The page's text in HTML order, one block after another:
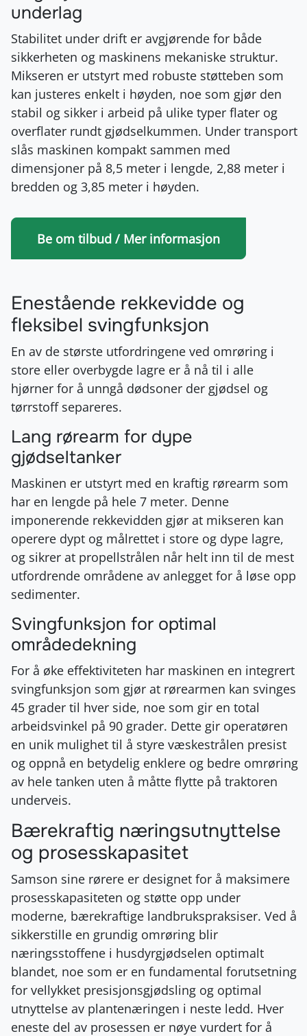
underlag
Stabilitet under drift er avgjørende for både
sikkerheten og maskinens mekaniske struktur.
Mikseren er utstyrt med robuste støtteben som
kan justeres enkelt i høyden, noe som gjør den
stabil og sikker i arbeid på ulike typer flater og
overflater rundt gjødselkummen. Under transport
slås maskinen kompakt sammen med
dimensjoner på 8,5 meter i lengde, 2,88 meter i
bredden og 3,85 meter i høyden.
Be om tilbud / Mer informasjon
Enestående rekkevidde og
fleksibel svingfunksjon
En av de største utfordringene ved omrøring i
store eller overbygde lagre er å nå til i alle
hjørner for å unngå dødsoner der gjødsel og
tørrstoff separeres.
Lang rørearm for dype
gjødseltanker
Maskinen er utstyrt med en kraftig rørearm som
har en lengde på hele 7 meter. Denne
imponerende rekkevidden gjør at mikseren kan
operere dypt og målrettet i store og dype lagre,
og sikrer at propellstrålen når helt inn til de mest
utfordrende områdene av anlegget for å løse opp
sedimenter.
Svingfunksjon for optimal
områdedekning
For å øke effektiviteten har maskinen en integrert
svingfunksjon som gjør at rørearmen kan svinges
45 grader til hver side, noe som gir en total
arbeidsvinkel på 90 grader. Dette gir operatøren
en unik mulighet til å styre væskestrålen presist
og oppnå en betydelig enklere og bedre omrøring
av hele tanken uten å måtte flytte på traktoren
underveis.
Bærekraftig næringsutnyttelse
og prosesskapasitet
Samson sine rørere er designet for å maksimere
prosesskapasiteten og støtte opp under
moderne, bærekraftige landbrukspraksiser. Ved å
sikkerstille en grundig omrøring blir
næringsstoffene i husdyrgjødselen optimalt
blandet, noe som er en fundamental forutsetning
for vellykket presisjonsgjødsling og optimal
utnyttelse av plantenæringen i neste ledd. Hver
eneste del av prosessen er nøye vurdert for å